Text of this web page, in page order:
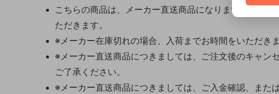
こちらの商品は、メーカー直送商品になります。お届け
ただきます。
※メーカー在庫切れの場合、入荷までお時間をいただき
※メーカー直送商品につきましては、ご注文後のキャン
ご了承ください。
※メーカー直送商品につきましては、ご入金確認、また